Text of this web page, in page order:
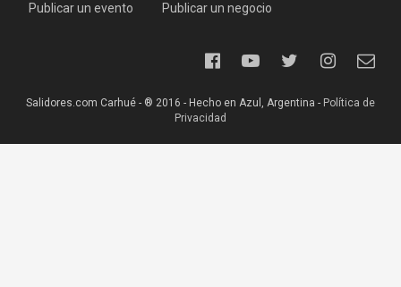
Publicar un evento Publicar un negocio
Salidores.com Carhué - ® 2016 - Hecho en Azul, Argentina - Política de
Privacidad